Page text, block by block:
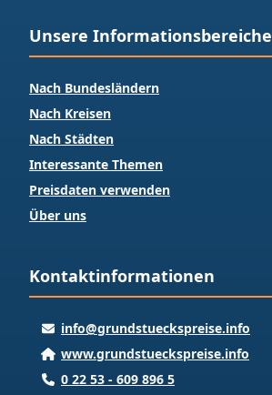
Unsere Informationsbereiche
Nach Bundesländern
Nach Kreisen
Nach Städten
Interessante Themen
Preisdaten verwenden
Über uns
Kontaktinformationen
info@grundstueckspreise.info
www.grundstueckspreise.info
0 22 53 - 609 896 5